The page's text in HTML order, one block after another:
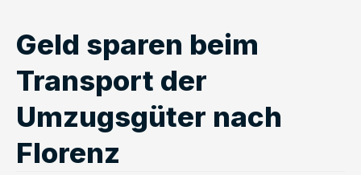
Geld sparen beim
Transport der
Umzugsgüter nach
Florenz